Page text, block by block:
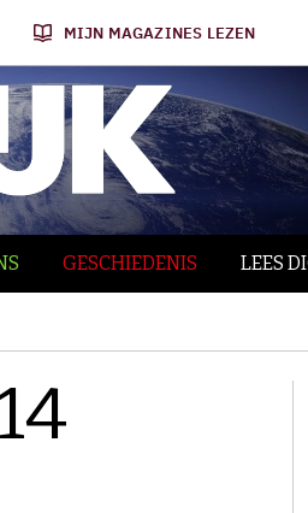
MIJN MAGAZINES LEZEN
GESCHIEDENIS LEES